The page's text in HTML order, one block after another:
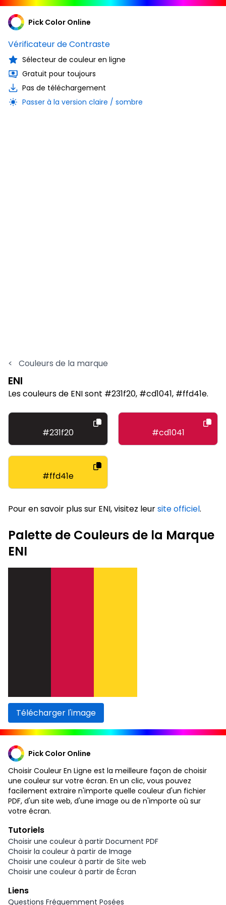
Pick Color Online
Vérificateur de Contraste
Sélecteur de couleur en ligne
Gratuit pour toujours
Pas de téléchargement
Passer à la version claire / sombre
< Couleurs de la marque
ENI
Les couleurs de ENI sont #231f20, #cd1041, #ffd41e.
#231f20 #cd1041
#ffd41e
Pour en savoir plus sur ENI, visitez leursite officiel.
Palette de Couleurs de la Marque
ENI
Télécharger l'image
Pick Color Online
Choisir Couleur En Ligne est la meilleure façon de choisir
une couleur sur votre écran. En un clic, vous pouvez
facilement extraire n'importe quelle couleur d'un fichier
PDF, d'un site web, d'une image ou de n'importe où sur
votre écran.
Tutoriels
Choisir une couleur à partir Document PDF
Choisir la couleur à partir de Image
Choisir une couleur à partir de Site web
Choisir une couleur à partir de Écran
Liens
Questions Fréquemment Posées